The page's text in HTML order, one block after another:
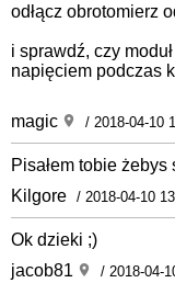
odłącz obrotomierz
i sprawdź, czy
napięciem podczas
magic / 2018-04-10
Pisałem tobie
Kilgore / 2018-04-10
Ok dzieki ;)
jacob81
/ 2018-04-